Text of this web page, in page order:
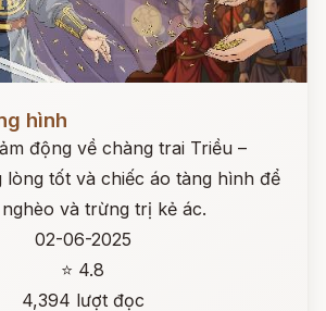
hình
động về chàng trai Triều –
lòng tốt và chiếc áo tàng hình để
và trừng trị kẻ ác.
02-06-2025
⭐ 4.8
4,394 lượt đọc